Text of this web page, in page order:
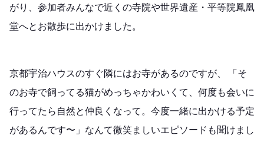
がり、参加者みんなで近くの寺院や世界遺産・平等院鳳凰
堂へとお散歩に出かけました。
京都宇治ハウスのすぐ隣にはお寺があるのですが、 「そ
のお寺で飼ってる猫がめっちゃかわいくて、何度も会いに
行ってたら自然と仲良くなって。今度一緒に出かける予定
があるんです〜」なんて微笑ましいエピソードも聞けまし